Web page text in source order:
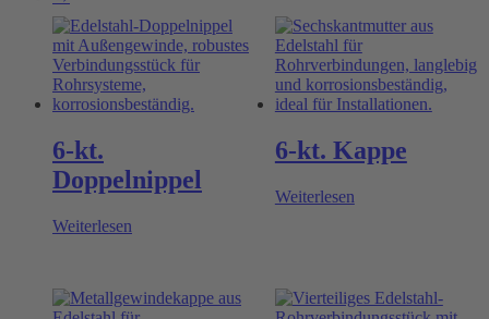
6-kt.
Doppelnippel
Weiterlesen
6-kt. Kappe
Weiterlesen